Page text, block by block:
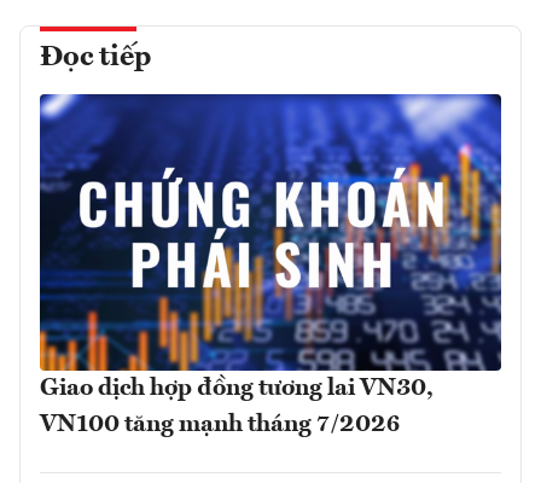
Đọc tiếp
Giao dịch hợp đồng tương lai VN30,
VN100 tăng mạnh tháng 7/2026